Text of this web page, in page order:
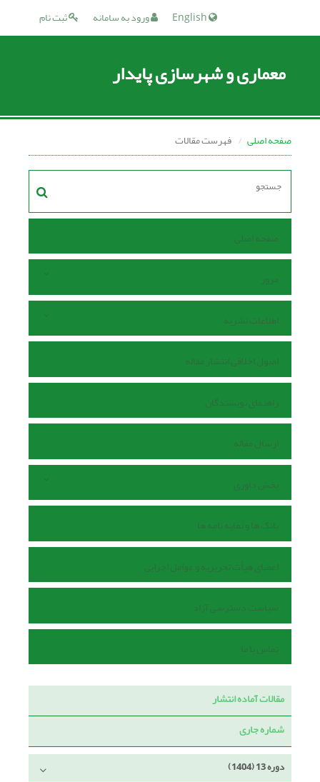
ثبت نام ورود به سامانه
معماری و شهرسازی پایدار
صفحه اصلی فهرست مقالات
صفحه اصلی
مرور
اطلاعات نشریه
اصول اخلاقی انتشار مقاله
راهنمای نویسندگان
ارسال مقاله
بخش داوری
بانک ها و نمایه نامه ها
اعضای هیأت تحریریه و عوامل اجرایی
سیاست دسترسی آزاد
تماس با ما
مقالات آماده انتشار
شماره جاری
دوره 13 (1404)